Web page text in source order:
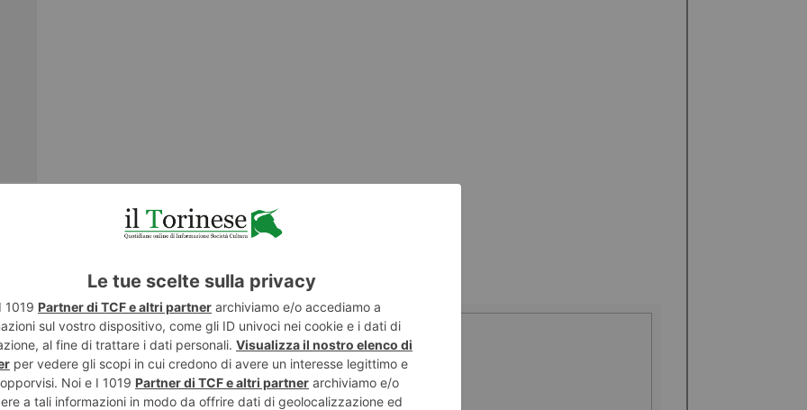
POST RECENTI